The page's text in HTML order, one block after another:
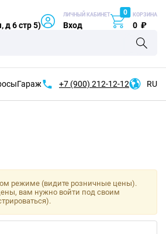
д 6 стр 5)
ЛИЧНЫЙ КАБИНЕТ
Вход
0 КОРЗИНА
0 ₽
Гараж +7 (900) 212-12-12 RU
режиме (видите розничные цены).
вам нужно войти под своим